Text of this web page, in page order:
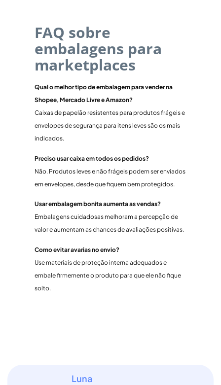
FAQ sobre
embalagens para
marketplaces
Qual o melhor tipo de embalagem para vender na
Shopee, Mercado Livre e Amazon?
Caixas de papelão resistentes para produtos frágeis e
envelopes de segurança para itens leves são os mais
indicados.
Preciso usar caixa em todos os pedidos?
Não. Produtos leves e não frágeis podem ser enviados
em envelopes, desde que fiquem bem protegidos.
Usar embalagem bonita aumenta as vendas?
Embalagens cuidadosas melhoram a percepção de
valor e aumentam as chances de avaliações positivas.
Como evitar avarias no envio?
Use materiais de proteção interna adequados e
embale firmemente o produto para que ele não fique
solto.
Luna